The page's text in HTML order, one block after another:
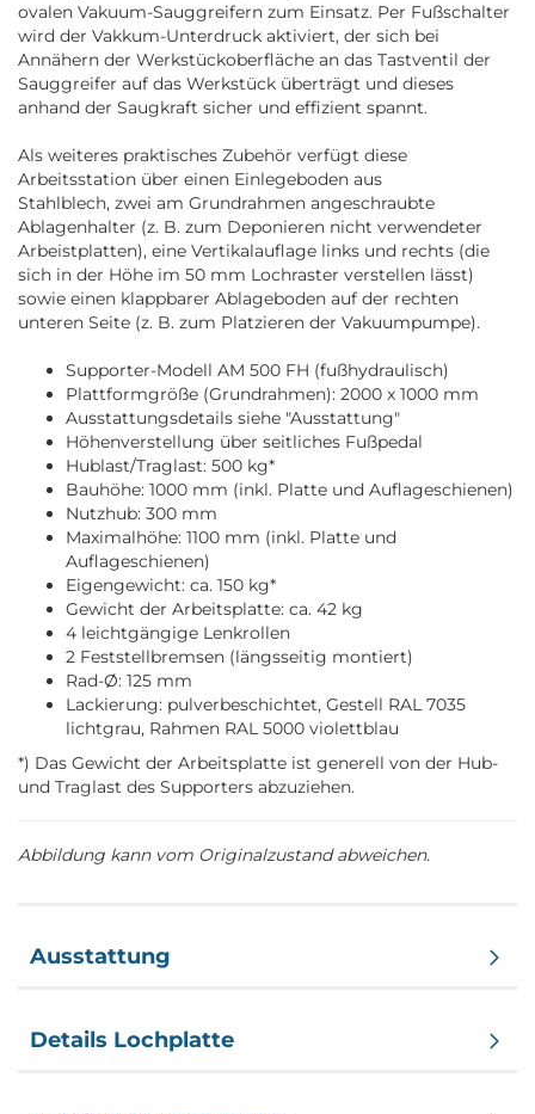
ovalen Vakuum-Sauggreifern zum Einsatz. Per Fußschalter
wird der Vakkum-Unterdruck aktiviert, der sich bei
Annähern der Werkstückoberfläche an das Tastventil der
Sauggreifer auf das Werkstück überträgt und dieses
anhand der Saugkraft sicher und effizient spannt.
Als weiteres praktisches Zubehör verfügt diese
Arbeitsstation über einen Einlegeboden aus
Stahlblech, zwei am Grundrahmen angeschraubte
Ablagenhalter (z. B. zum Deponieren nicht verwendeter
Arbeistplatten), eine Vertikalauflage links und rechts (die
sich in der Höhe im 50 mm Lochraster verstellen lässt)
sowie einen klappbarer Ablageboden auf der rechten
unteren Seite (z. B. zum Platzieren der Vakuumpumpe).
Supporter-Modell AM 500 FH (fußhydraulisch)
Plattformgröße (Grundrahmen): 2000 x 1000 mm
Ausstattungsdetails siehe "Ausstattung"
Höhenverstellung über seitliches Fußpedal
Hublast/Traglast: 500 kg*
Bauhöhe: 1000 mm (inkl. Platte und Auflageschienen)
Nutzhub: 300 mm
Maximalhöhe: 1100 mm (inkl. Platte und
Auflageschienen)
Eigengewicht: ca. 150 kg*
Gewicht der Arbeitsplatte: ca. 42 kg
4 leichtgängige Lenkrollen
2 Feststellbremsen (längsseitig montiert)
Rad-Ø: 125 mm
Lackierung: pulverbeschichtet, Gestell RAL 7035
lichtgrau, Rahmen RAL 5000 violettblau
*) Das Gewicht der Arbeitsplatte ist generell von der Hub-
und Traglast des Supporters abzuziehen.
Abbildung kann vom Originalzustand abweichen.
Ausstattung
Details Lochplatte